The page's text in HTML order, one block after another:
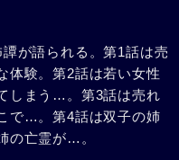
が語られる。第1話は売
体験。第2話は若い女性
しまう…。第3話は売れ
で…。第4話は双子の姉
の亡霊が…。